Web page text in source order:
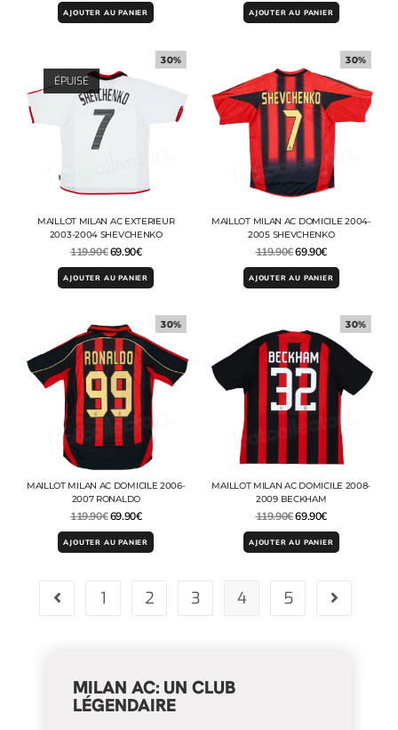
AJOUTER AU PANIER AJOUTER AU PANIER
30%
ÉPUISÉ
MAILLOT MILAN AC EXTERIEUR
2003-2004 SHEVCHENKO
119.90€69.90€
AJOUTER AU PANIER
30%
MAILLOT MILAN AC DOMICILE 2004-
2005 SHEVCHENKO
119.90€69.90€
AJOUTER AU PANIER
30%
MAILLOT MILAN AC DOMICILE 2006-
2007 RONALDO
119.90€69.90€
AJOUTER AU PANIER
30%
MAILLOT MILAN AC DOMICILE 2008-
2009 BECKHAM
119.90€69.90€
AJOUTER AU PANIER
1 2 3 4 5
MILAN AC: UN CLUB
LÉGENDAIRE